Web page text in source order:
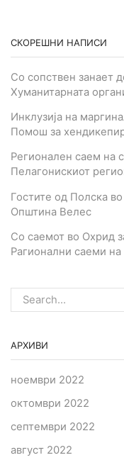
СКОРЕШНИ НАПИСИ
Со сопствен занает
Хуманитарната
Инклузија на
Помош за
Регионален саем на
Пелагонискиот
Гостите од Полска
Општина Велес
Со саемот во Охрид
Рагионални саеми на
АРХИВИ
ноември 2022
октомври 2022
септември 2022
август 2022